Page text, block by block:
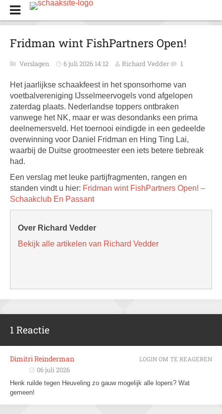
Fridman wint FishPartners Open!
Verslagen 6 juli 2026 14:12 Richard Vedder 1
Het jaarlijkse schaakfeest in het sponsorhome van
voetbalvereniging IJsselmeervogels vond afgelopen
zaterdag plaats. Nederlandse toppers ontbraken
vanwege het NK, maar er was desondanks een prima
deelnemersveld. Het toernooi eindigde in een gedeelde
overwinning voor Daniel Fridman en Hing Ting Lai,
waarbij de Duitse grootmeester een iets betere tiebreak
had.
Een verslag met leuke partijfragmenten, rangen en
standen vindt u hier: Fridman wint FishPartners Open! –
Schaakclub En Passant
Over Richard Vedder
Bekijk alle artikelen van Richard Vedder
1 Reactie
Dimitri Reinderman
06 juli 2026
Henk ruilde tegen Heuveling zo gauw mogelijk alle lopers? Wat
gemeen!
LOGIN OM TE REAGEREN